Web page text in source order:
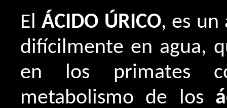
ElÁCIDO ÚRICO, es un
difícilmente en agua,
en los primates
metabolismo de los